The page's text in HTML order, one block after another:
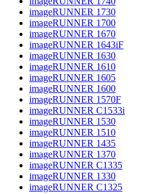
imageRUNNER 1730
imageRUNNER 1700
imageRUNNER 1670
imageRUNNER 1643iF
imageRUNNER 1630
imageRUNNER 1610
imageRUNNER 1605
imageRUNNER 1600
imageRUNNER 1570F
imageRUNNER C1533i
imageRUNNER 1530
imageRUNNER 1510
imageRUNNER 1435
imageRUNNER 1370
imageRUNNER C1335
imageRUNNER 1330
imageRUNNER C1325